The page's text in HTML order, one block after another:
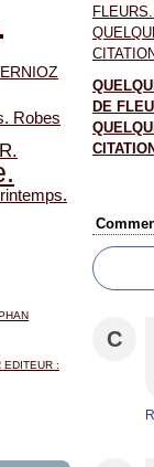
Robes
:
DE
C